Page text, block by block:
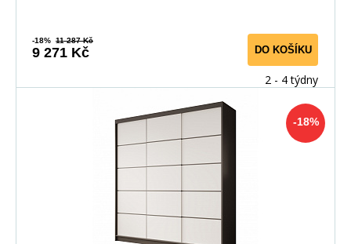
-18% 11 287 Kč
9 271 Kč DO KOŠÍKU
2 - 4 týdny
-18%